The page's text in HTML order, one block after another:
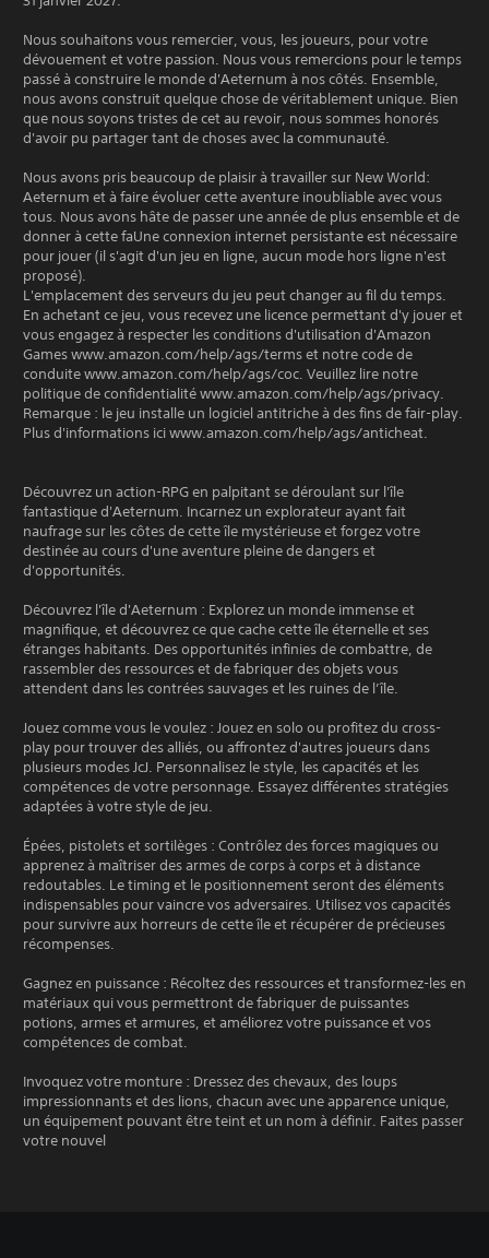
Nous souhaitons vous remercier, vous, les joueurs, pour votre
dévouement et votre passion. Nous vous remercions pour le temps
passé à construire le monde d'Aeternum à nos côtés. Ensemble,
nous avons construit quelque chose de véritablement unique. Bien
que nous soyons tristes de cet au revoir, nous sommes honorés
d'avoir pu partager tant de choses avec la communauté.
Nous avons pris beaucoup de plaisir à travailler sur New World:
Aeternum et à faire évoluer cette aventure inoubliable avec vous
tous. Nous avons hâte de passer une année de plus ensemble et de
donner à cette faUne connexion internet persistante est nécessaire
pour jouer (il s'agit d'un jeu en ligne, aucun mode hors ligne n'est
proposé).
L'emplacement des serveurs du jeu peut changer au fil du temps.
En achetant ce jeu, vous recevez une licence permettant d'y jouer et
vous engagez à respecter les conditions d'utilisation d'Amazon
Games www.amazon.com/help/ags/terms et notre code de
conduite www.amazon.com/help/ags/coc. Veuillez lire notre
politique de confidentialité www.amazon.com/help/ags/privacy.
Remarque : le jeu installe un logiciel antitriche à des fins de fair-play.
Plus d'informations ici www.amazon.com/help/ags/anticheat.
Découvrez un action-RPG en palpitant se déroulant sur l'île
fantastique d'Aeternum. Incarnez un explorateur ayant fait
naufrage sur les côtes de cette île mystérieuse et forgez votre
destinée au cours d'une aventure pleine de dangers et
d'opportunités.
Découvrez l'île d'Aeternum : Explorez un monde immense et
magnifique, et découvrez ce que cache cette île éternelle et ses
étranges habitants. Des opportunités infinies de combattre, de
rassembler des ressources et de fabriquer des objets vous
attendent dans les contrées sauvages et les ruines de l’île.
Jouez comme vous le voulez : Jouez en solo ou profitez du cross-
play pour trouver des alliés, ou affrontez d'autres joueurs dans
plusieurs modes JcJ. Personnalisez le style, les capacités et les
compétences de votre personnage. Essayez différentes stratégies
adaptées à votre style de jeu.
Épées, pistolets et sortilèges : Contrôlez des forces magiques ou
apprenez à maîtriser des armes de corps à corps et à distance
redoutables. Le timing et le positionnement seront des éléments
indispensables pour vaincre vos adversaires. Utilisez vos capacités
pour survivre aux horreurs de cette île et récupérer de précieuses
récompenses.
Gagnez en puissance : Récoltez des ressources et transformez-les en
matériaux qui vous permettront de fabriquer de puissantes
potions, armes et armures, et améliorez votre puissance et vos
compétences de combat.
Invoquez votre monture : Dressez des chevaux, des loups
impressionnants et des lions, chacun avec une apparence unique,
un équipement pouvant être teint et un nom à définir. Faites passer
votre nouvel